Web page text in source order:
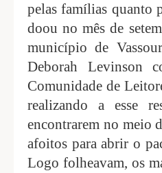
pelas famílias quanto
doou no mês de
município de
Deborah Levinson
Comunidade de
realizando a esse
encontrarem no meio
afoitos para abrir o
Logo folheavam, os